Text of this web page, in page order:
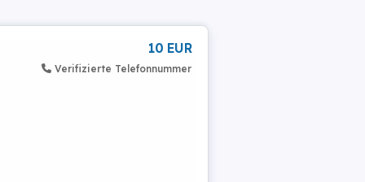
10 EUR
Verifizierte Telefonnummer